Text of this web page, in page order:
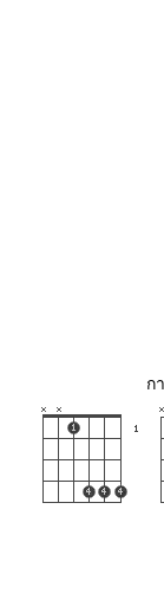
ก